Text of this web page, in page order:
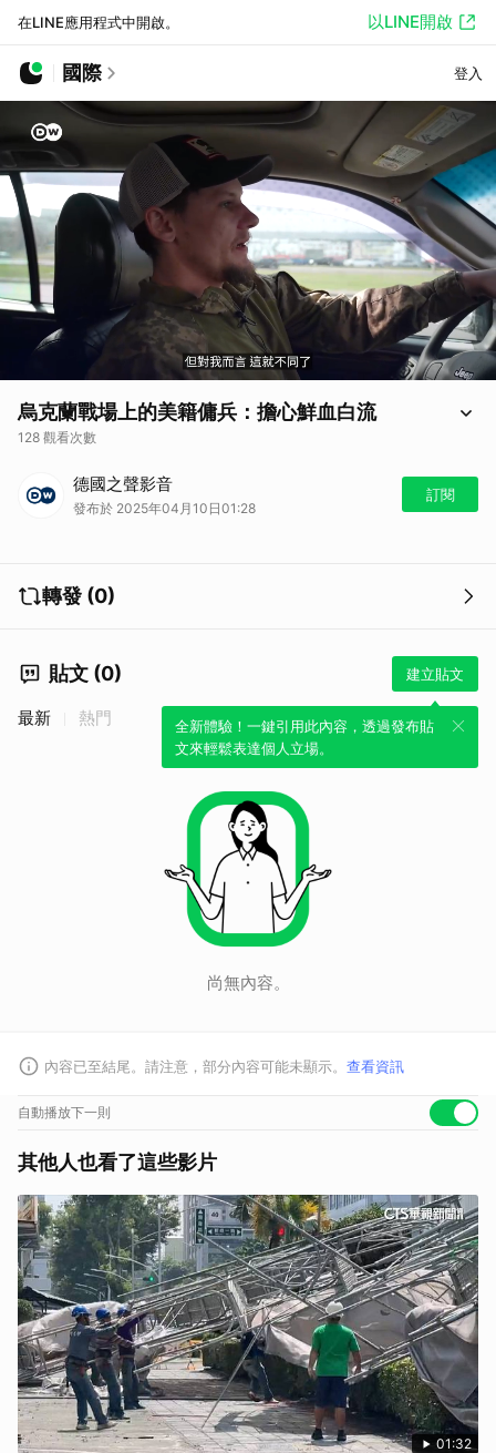
在LINE應用程式中開啟。 以LINE開啟
國際 登入
烏克蘭戰場上的美籍傭兵：擔心鮮血白流
128 觀看次數
線，自願前來作戰的美籍傭兵對自己國內的政治情勢感到困惑。他們擔
心，如果烏克蘭真的被迫割地換和平，自己的血會白流。
德國之聲影音
發布於 2025年04月10日01:28
訂閱
轉發 (0)
貼文 (0) 建立貼文
全新體驗！一鍵引用此內容，透過發布貼
文來輕鬆表達個人立場。
最新 熱門
尚無內容。
內容已至結尾。請注意，部分內容可能未顯示。 查看資訊
自動播放下一則
其他人也看了這些影片
01:32